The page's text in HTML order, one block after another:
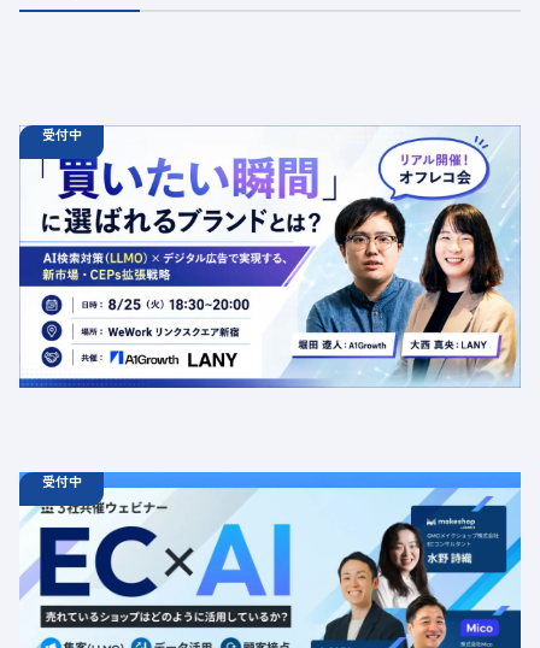
受付中
オフラインイベント 18:30 - 20:00
【オフラインイベント】「買いたい瞬間」に選ばれるブラ
ンドとは？AI検索対策（LLMO）×デジタル広告で実現す
る、新市場・CEPs拡張戦略
定員数：50名
金額：無料
場所：東京都渋谷区千駄ヶ谷5-27-5 リンクスクエア新宿16F
WeWork内 最寄り：新宿駅・代々木駅・新宿三丁目駅
交流会 共催 AI LLMO デジタルマーケティング トレンド 採用イベント 広告
受付中
ウェビナー 08.19
11:00 - 12:00
水 11:00 - 12:00
【無料セミナー】EC × AI 売れているショップはどのよう
に活用しているか？ 「集客（LLMO）」「データ活用」
「顧客接点」